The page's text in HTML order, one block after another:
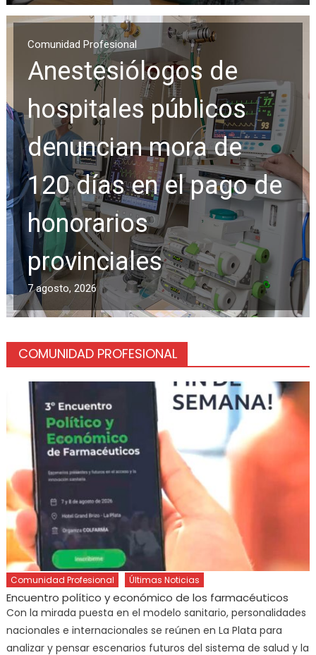
Comunidad Profesional
Anestesiólogos de
hospitales públicos
denuncian mora de
120 días en el pago de
honorarios
provinciales
7 agosto, 2026
COMUNIDAD PROFESIONAL
Comunidad Profesional Últimas Noticias
Encuentro político y económico de los farmacéuticos
Con la mirada puesta en el modelo sanitario, personalidades
nacionales e internacionales se reúnen en La Plata para
analizar y pensar escenarios futuros del sistema de salud y la